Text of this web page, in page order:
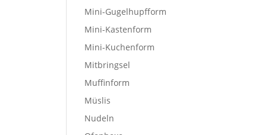
Mini-Gugelhupfform
Mini-Kastenform
Mini-Kuchenform
Mitbringsel
Muffinform
Müslis
Nudeln